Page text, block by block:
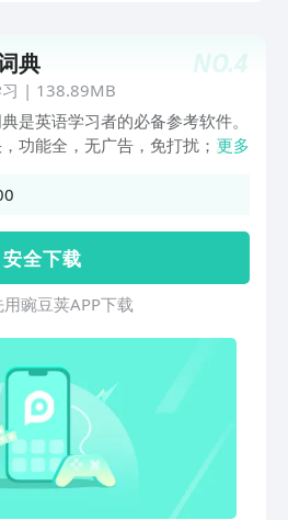
自定义分类生词本】自定义生词
记单词熟练度，方便下次查找和
助您更高效地记忆单词。【学习记
储】采用云端同步技术，为您提
步学习服务，助您高效无缝学
时随地、想查就查。海词词典以
单词、背单词于一体，为您提供英
的查阅、学习和复习服务，带给您
典应用和语言学习体验。
的主题方案，随心更换，愉快使
NO.4
典
| 138.89MB
是英语学习者的必备参考软件。
功能全，无广告，免打扰；海量
、法语、德语等多语种翻译。
取，操作便捷。 不仅能够查词、
记、背单词，更引入了主题写
纠错等AI功能，全方面改变你的
。【产品简介】 海量词汇：内
英汉词条30万个，专业词条40万
量例句库178万条。 拍照翻译：摄
、拍照查词功能，即拍即查，阅
好帮手。 单词复习：自定义学习
多种图表，帮你更好回顾自己的学
：基于海量数据的云端词典，
、例句、图片查询一网打尽。 纯
更多
安 全 下 载
豌豆荚APP下载